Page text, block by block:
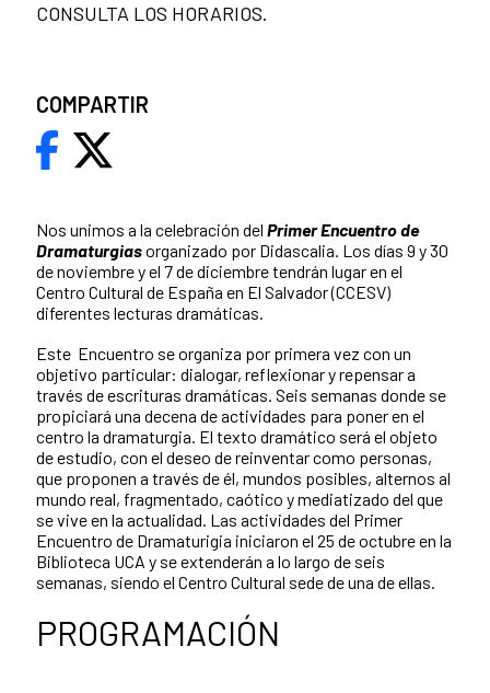
Nos unimos a la celebración del Primer Encuentro de
Dramaturgiasorganizado por Didascalia. Los días 9 y 30
de noviembre y el 7 de diciembre tendrán lugar en el
Centro Cultural de España en El Salvador (CCESV)
diferentes lecturas dramáticas.
Este Encuentro se organiza por primera vez con un
objetivo particular: dialogar, reflexionar y repensar a
través de escrituras dramáticas. Seis semanas donde se
propiciará una decena de actividades para poner en el
centro la dramaturgia. El texto dramático será el objeto
de estudio, con el deseo de reinventar como personas,
que proponen a través de él, mundos posibles, alternos al
mundo real, fragmentado, caótico y mediatizado del que
se vive en la actualidad. Las actividades del Primer
Encuentro de Dramaturigia iniciaron el 25 de octubre en la
Biblioteca UCA y se extenderán a lo largo de seis
semanas, siendo el Centro Cultural sede de una de ellas.
PROGRAMACIÓN
CONSULTA LOS HORARIOS.
COMPARTIR